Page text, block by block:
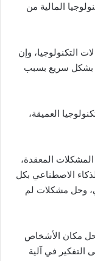
المالية من
التكنولوجيا، وإن
بشكل سريع بسبب
العميقة،
المعقدة،
الاصطناعي بكل
وحل مشكلات لم
مكان الأشخاص
التفكير في آلية